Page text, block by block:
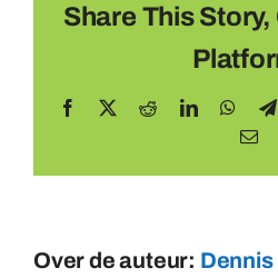
Share This
Facebook RedditLinkedIn
E-
Over de auteur: Dennis